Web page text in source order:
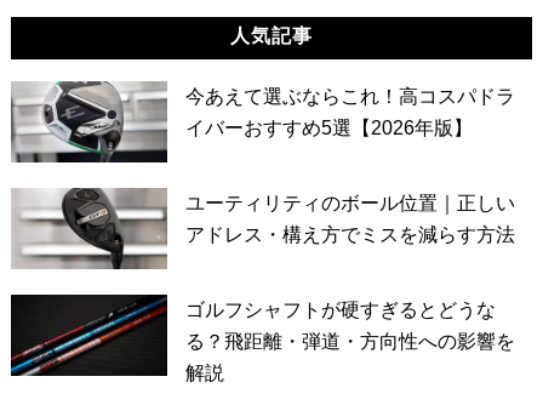
人気記事
今あえて選ぶならこれ！高コスパドラ
イバーおすすめ5選【2026年版】
ユーティリティのボール位置｜正しい
アドレス・構え方でミスを減らす方法
ゴルフシャフトが硬すぎるとどうな
る？飛距離・弾道・方向性への影響を
解説